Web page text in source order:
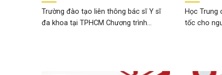
Trường đào tạo liên thông bác sĩ Y sĩ
đa khoa tại TPHCM Chương trình...
Học Trung
tốc cho